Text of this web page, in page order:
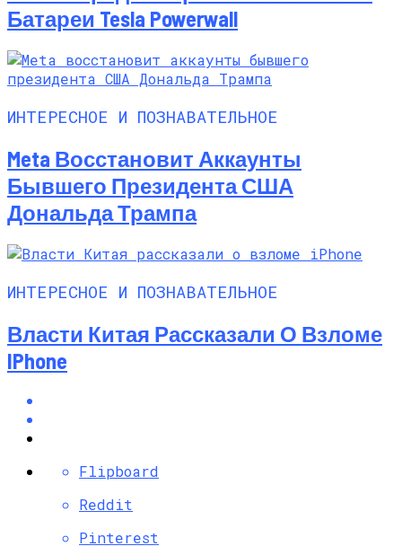
Батареи Tesla Powerwall
ИНТЕРЕСНОЕ И ПОЗНАВАТЕЛЬНОЕ
Meta Восстановит Аккаунты
Бывшего Президента США
Дональда Трампа
ИНТЕРЕСНОЕ И ПОЗНАВАТЕЛЬНОЕ
Власти Китая Рассказали О Взломе
IPhone
Flipboard
Reddit
Pinterest